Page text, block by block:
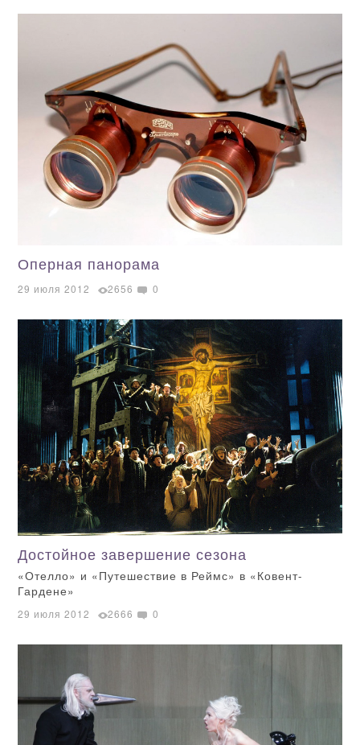
Оперная панорама
29 июля 2012 2656 0
Достойное завершение сезона
«Отелло» и «Путешествие в Реймс» в «Ковент-
Гардене»
29 июля 2012 2666 0